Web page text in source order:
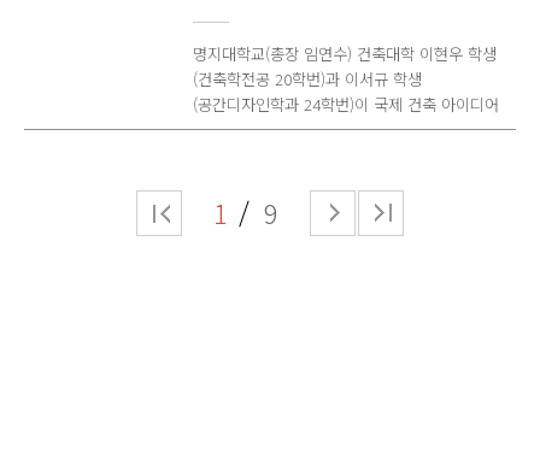
전망이다.
자율주행과 지능형 센서 분야 발전에 기여할 수
있는 연구를 지속해 나가고 싶다 고 포부를
밝혔다 연구를 지도한 정상국 교수는 이번
거둔 결실이라 더욱 의미가 크다 며 향후
자율주행차뿐만 아니라 드론, 지능형 CCTV 등
다양한 물리적 AI 센서의 신뢰성을 높이는 핵심
르네상스 의학사 분야에서 거둔 국제적
결실이라는 점에서도 학계의 이목이 쏠리고
있다. 세계적으로 연구 역량을 인정받은 방지은
박사는 국내 학계에서도 활발한 행보를
대학원에서 초청 특강을 성료한 데 이어, 오는
7월 개최 예정인 한국의사학회
정기학술대회에서는 기조강연자로 나설
기록을 발굴 분석함으로써 민주화운동 연구의
외연을 넓히는 데 목적이 있다. 명지대 연구진은
이번 학술대회를 통해 그동안 발굴한 신규
사료와 학술적 의미를 공개할 예정이다. 행사는
나우정밀 노조위원장과 최은지
김영삼민주연구센터 기획위원의 축사로
시작된다. 이어 제1부 발표 세션에서는
행사이다. 대학생 ERP 아이디어 공모전은 AI 및
디지털 전환 시대에 대응할 수 있는 실무형 ERP
인재를 발굴하고 산업 현장의 문제를 데이터와
기술 기반으로 해결할 수 있는 창의적
지도를 받은 2개 팀이 참가해 나란히 우수한
성과를 거뒀다. 대상을 수상한 영림원과 사는
명지대학교(총장 임연수) 건축대학 이현우 학생
(건축학전공 20학번)과 이서규 학생
(공간디자인학과 24학번)이 국제 건축 아이디어
공모전 The Water Tower 에서 Honorable
디자인 공모전 플랫폼 테라비바(Terraviva
Competitions)가 쿠사노 밀라니노 시와 공동
1 9